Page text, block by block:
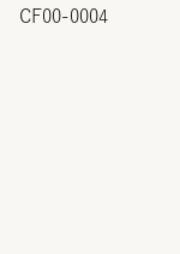
CF00-0004